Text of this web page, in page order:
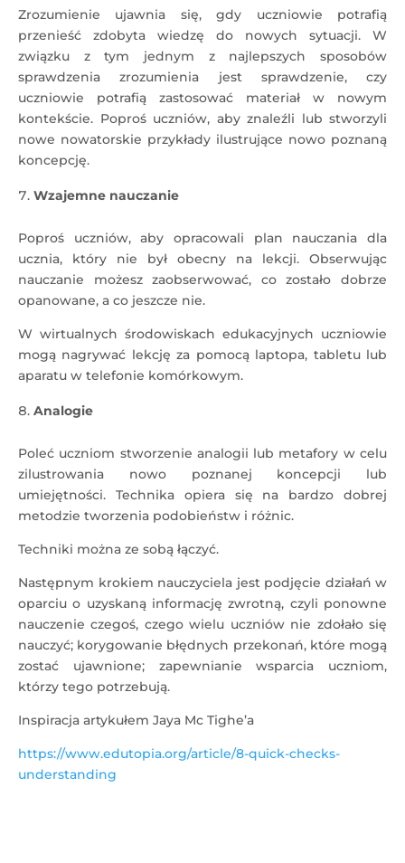
Zrozumienie ujawnia się, gdy uczniowie potrafią
przenieść zdobyta wiedzę do nowych sytuacji. W
związku z tym jednym z najlepszych sposobów
sprawdzenia zrozumienia jest sprawdzenie, czy
uczniowie potrafią zastosować materiał w nowym
kontekście. Poproś uczniów, aby znaleźli lub stworzyli
nowe nowatorskie przykłady ilustrujące nowo poznaną
koncepcję.
Wzajemne nauczanie
Poproś uczniów, aby opracowali plan nauczania dla
ucznia, który nie był obecny na lekcji. Obserwując
nauczanie możesz zaobserwować, co zostało dobrze
opanowane, a co jeszcze nie.
W wirtualnych środowiskach edukacyjnych uczniowie
mogą nagrywać lekcję za pomocą laptopa, tabletu lub
aparatu w telefonie komórkowym.
Analogie
Poleć uczniom stworzenie analogii lub metafory w celu
zilustrowania nowo poznanej koncepcji lub
umiejętności. Technika opiera się na bardzo dobrej
metodzie tworzenia podobieństw i różnic.
Techniki można ze sobą łączyć.
Następnym krokiem nauczyciela jest podjęcie działań w
oparciu o uzyskaną informację zwrotną, czyli ponowne
nauczenie czegoś, czego wielu uczniów nie zdołało się
nauczyć; korygowanie błędnych przekonań, które mogą
zostać ujawnione; zapewnianie wsparcia uczniom,
którzy tego potrzebują.
Inspiracja artykułem Jaya Mc Tighe’a
https://www.edutopia.org/article/8-quick-checks-
understanding